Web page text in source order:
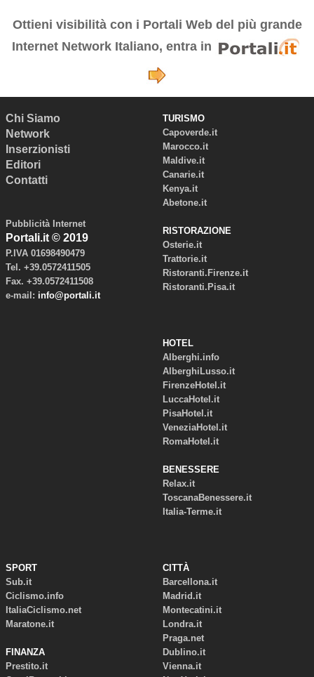
Ottieni visibilità con i Portali Web del più grande
Internet Network Italiano, entra in
Chi Siamo
Network
Inserzionisti
Editori
Contatti
Pubblicità Internet
Portali.it © 2019
P.IVA 01698490479
Tel. +39.0572411505
Fax. +39.0572411508
e-mail: info@portali.it
TURISMO
Capoverde.it
Marocco.it
Maldive.it
Canarie.it
Kenya.it
Abetone.it
RISTORAZIONE
Osterie.it
Trattorie.it
Ristoranti.Firenze.it
Ristoranti.Pisa.it
HOTEL
Alberghi.info
AlberghiLusso.it
FirenzeHotel.it
LuccaHotel.it
PisaHotel.it
VeneziaHotel.it
RomaHotel.it
BENESSERE
Relax.it
ToscanaBenessere.it
Italia-Terme.it
SPORT
Sub.it
Ciclismo.info
ItaliaCiclismo.net
Maratone.it
FINANZA
Prestito.it
CITTÀ
Barcellona.it
Madrid.it
Montecatini.it
Londra.it
Praga.net
Dublino.it
Vienna.it